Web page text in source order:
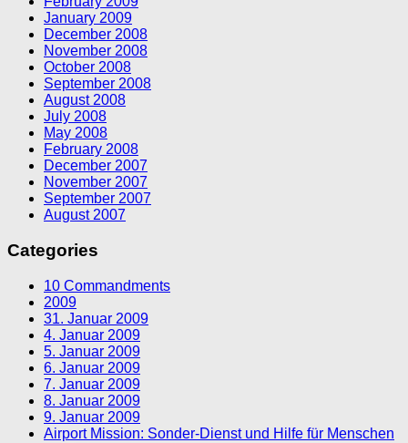
January 2009
December 2008
November 2008
October 2008
September 2008
August 2008
July 2008
May 2008
February 2008
December 2007
November 2007
September 2007
August 2007
Categories
10 Commandments
2009
31. Januar 2009
4. Januar 2009
5. Januar 2009
6. Januar 2009
7. Januar 2009
8. Januar 2009
9. Januar 2009
Airport Mission: Sonder-Dienst und Hilfe für Menschen